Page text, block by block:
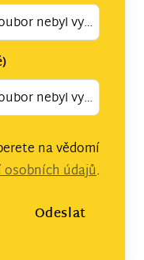
Žádný soubor nebyl vybrán
Žádný soubor nebyl vybrán
na vědomí
osobních údajů.
Odeslat